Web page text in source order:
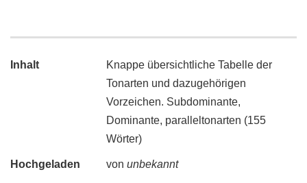
Inhalt
Knappe übersichtliche Tabelle der
Tonarten und dazugehörigen
Vorzeichen. Subdominante,
Dominante, paralleltonarten (155
Wörter)
Hochgeladen von unbekannt